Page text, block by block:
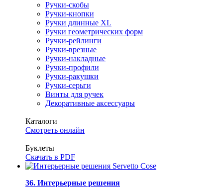
Ручки-скобы
Ручки-кнопки
Ручки длинные XL
Ручки геометрических форм
Ручки-рейлинги
Ручки-врезные
Ручки-накладные
Ручки-профили
Ручки-ракушки
Ручки-серьги
Винты для ручек
Декоративные аксессуары
Каталоги
Смотреть онлайн
Буклеты
Скачать в PDF
36. Интерьерные решения